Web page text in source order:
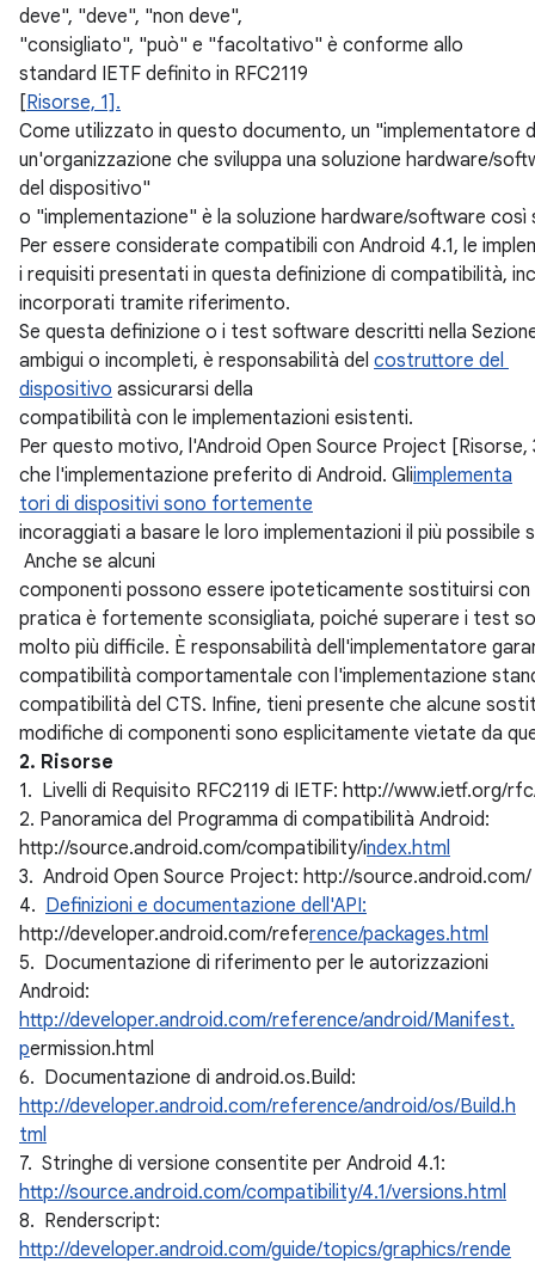
deve", "deve", "non deve",
"consigliato", "può" e "facoltativo" è conforme allo
standard IETF definito in RFC2119
[Risorse, 1].
Come utilizzato in questo documento, un "implementatore
un'organizzazione che sviluppa una soluzione hardware/
del dispositivo"
o "implementazione" è la soluzione hardware/software così
Per essere considerate compatibili con Android 4.1, le
i requisiti presentati in questa definizione di compatibilità,
incorporati tramite riferimento.
Se questa definizione o i test software descritti nella
ambigui o incompleti, è responsabilità del costruttore del
dispositivo assicurarsi della
compatibilità con le implementazioni esistenti.
Per questo motivo, l'Android Open Source Project
che l'implementazione preferito di Android. Gliimplementa
tori di dispositivi sono fortemente
incoraggiati a basare le loro implementazioni il più
Anche se alcuni
componenti possono essere ipoteticamente sostituirsi
pratica è fortemente sconsigliata, poiché superare i test
molto più difficile. È responsabilità dell'implementatore
compatibilità comportamentale con l'implementazione
compatibilità del CTS. Infine, tieni presente che alcune
modifiche di componenti sono esplicitamente vietate da
2. Risorse
1. Livelli di Requisito RFC2119 di IETF: http://www.ietf.org/
2. Panoramica del Programma di compatibilità Android:
http://source.android.com/compatibility/index.html
3. Android Open Source Project: http://source.android.com/
4. Definizioni e documentazione dell'API:
http://developer.android.com/reference/packages.html
5. Documentazione di riferimento per le autorizzazioni
Android:
http://developer.android.com/reference/android/Manifest.
permission.html
6. Documentazione di android.os.Build:
http://developer.android.com/reference/android/os/Build.h
tml
7. Stringhe di versione consentite per Android 4.1:
http://source.android.com/compatibility/4.1/versions.html
8. Renderscript:
http://developer.android.com/guide/topics/graphics/rende